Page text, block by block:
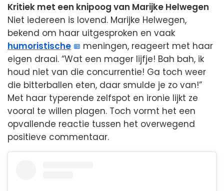
Kritiek met een knipoog van Marijke Helwegen
Niet iedereen is lovend. Marijke Helwegen,
bekend om haar uitgesproken en vaak
humoristische
meningen, reageert met haar
eigen draai. “Wat een mager lijfje! Bah bah, ik
houd niet van die concurrentie! Ga toch weer
die bitterballen eten, daar smulde je zo van!”
Met haar typerende zelfspot en ironie lijkt ze
vooral te willen plagen. Toch vormt het een
opvallende reactie tussen het overwegend
positieve commentaar.